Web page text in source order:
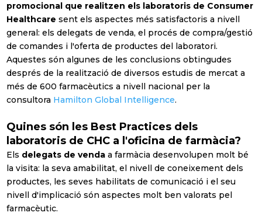
promocional que realitzen els laboratoris de Consumer
Healthcare sent els aspectes més satisfactoris a nivell
general: els delegats de venda, el procés de compra/gestió
de comandes i l'oferta de productes del laboratori.
Aquestes són algunes de les conclusions obtingudes
després de la realització de diversos estudis de mercat a
més de 600 farmacèutics a nivell nacional per la
consultora Hamilton Global Intelligence.
Quines són les Best Practices dels
laboratoris de CHC a l'oficina de farmàcia?
Els delegats de venda a farmàcia desenvolupen molt bé
la visita: la seva amabilitat, el nivell de coneixement dels
productes, les seves habilitats de comunicació i el seu
nivell d'implicació són aspectes molt ben valorats pel
farmacèutic.